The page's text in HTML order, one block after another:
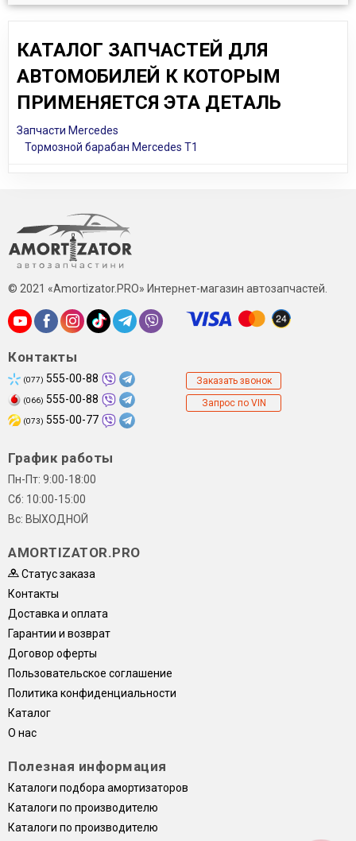
КАТАЛОГ ЗАПЧАСТЕЙ ДЛЯ
АВТОМОБИЛЕЙ К КОТОРЫМ
ПРИМЕНЯЕТСЯ ЭТА ДЕТАЛЬ
Запчасти Mercedes
Тормозной барабан Mercedes T1
© 2021 «Amortizator.PRO» Интернет-магазин автозапчастей.
Контакты
(077) 555-00-88
(066) 555-00-88
(073) 555-00-77
Заказать звонок
Запрос по VIN
График работы
Пн-Пт: 9:00-18:00
Сб: 10:00-15:00
Вс: ВЫХОДНОЙ
AMORTIZATOR.PRO
Статус заказа
Контакты
Доставка и оплата
Гарантии и возврат
Договор оферты
Пользовательское соглашение
Политика конфиденциальности
Каталог
О нас
Полезная информация
Каталоги подбора амортизаторов
Каталоги по производителю
Каталоги по производителю